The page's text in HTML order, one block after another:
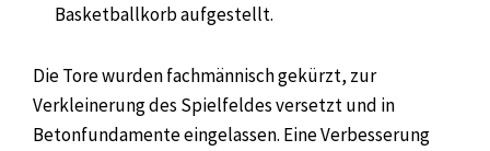
Basketballkorb aufgestellt.
Die Tore wurden fachmännisch gekürzt, zur
Verkleinerung des Spielfeldes versetzt und in
Betonfundamente eingelassen. Eine Verbesserung